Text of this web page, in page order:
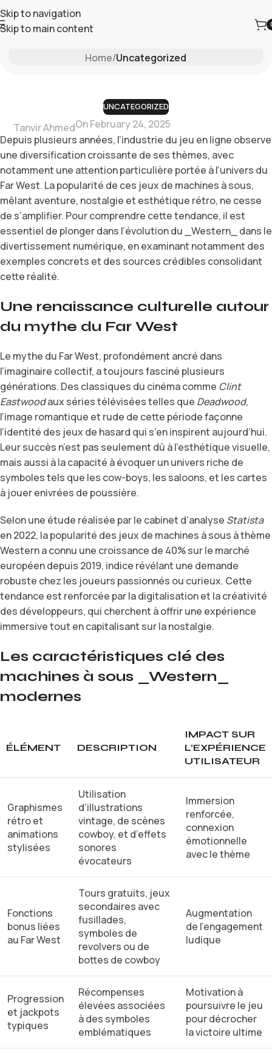
Skip to navigation
Skip to main content
Home/Uncategorized
UNCATEGORIZED
Tanvir AhmedOn February 24, 2025
Depuis plusieurs années, l’industrie du jeu en ligne observe
une diversification croissante de ses thèmes, avec
notamment une attention particulière portée à l’univers du
Far West. La popularité de ces jeux de machines à sous,
mêlant aventure, nostalgie et esthétique rétro, ne cesse
de s’amplifier. Pour comprendre cette tendance, il est
essentiel de plonger dans l’évolution du _Western_ dans le
divertissement numérique, en examinant notamment des
exemples concrets et des sources crédibles consolidant
cette réalité.
Une renaissance culturelle autour
du mythe du Far West
Le mythe du Far West, profondément ancré dans
l’imaginaire collectif, a toujours fasciné plusieurs
générations. Des classiques du cinéma comme Clint
Eastwoodaux séries télévisées telles que Deadwood,
l’image romantique et rude de cette période façonne
l’identité des jeux de hasard qui s’en inspirent aujourd’hui.
Leur succès n’est pas seulement dû à l’esthétique visuelle,
mais aussi à la capacité à évoquer un univers riche de
symboles tels que les cow-boys, les saloons, et les cartes
à jouer enivrées de poussière.
Selon une étude réalisée par le cabinet d’analyse Statista
en 2022, la popularité des jeux de machines à sous à thème
Western a connu une croissance de 40% sur le marché
européen depuis 2019, indice révélant une demande
robuste chez les joueurs passionnés ou curieux. Cette
tendance est renforcée par la digitalisation et la créativité
des développeurs, qui cherchent à offrir une expérience
immersive tout en capitalisant sur la nostalgie.
Les caractéristiques clé des
machines à sous _Western_
modernes
ÉLÉMENT DESCRIPTION
IMPACT SUR
L’EXPÉRIENCE
UTILISATEUR
Graphismes
rétro et
animations
stylisées
Utilisation
d’illustrations
vintage, de scènes
cowboy, et d’effets
sonores
évocateurs
Immersion
renforcée,
connexion
émotionnelle
avec le thème
Fonctions
bonus liées
au Far West
Tours gratuits, jeux
secondaires avec
fusillades,
symboles de
revolvers ou de
bottes de cowboy
Augmentation
de l’engagement
ludique
Progression
et jackpots
typiques
Récompenses
élevées associées
à des symboles
emblématiques
Motivation à
poursuivre le jeu
pour décrocher
la victoire ultime